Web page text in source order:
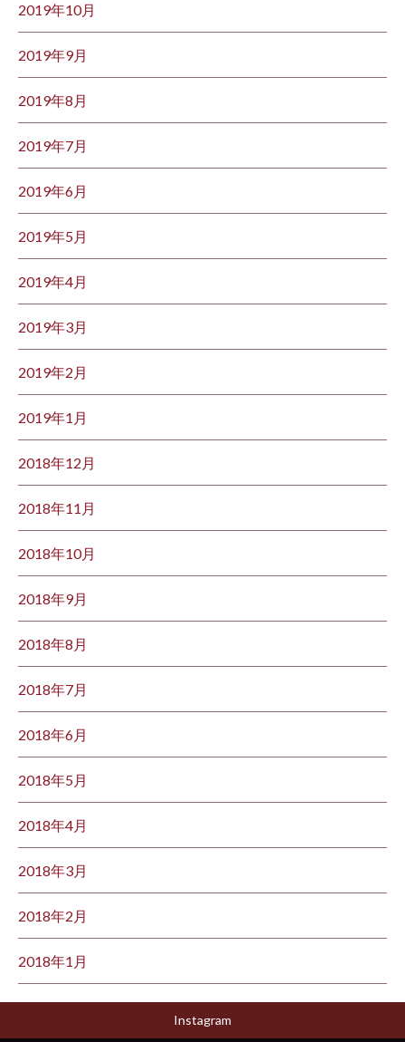
2019年10月
2019年9月
2019年8月
2019年7月
2019年6月
2019年5月
2019年4月
2019年3月
2019年2月
2019年1月
2018年12月
2018年11月
2018年10月
2018年9月
2018年8月
2018年7月
2018年6月
2018年5月
2018年4月
2018年3月
2018年2月
2018年1月
Instagram